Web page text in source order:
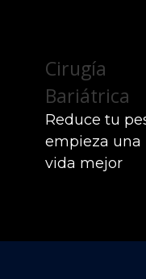
Cirugía
Bariátrica
Reduce tu
empieza una
vida mejor